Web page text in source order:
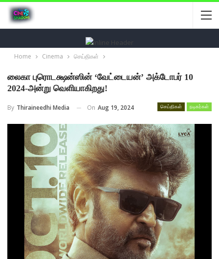
Home Cinema செய்திகள்
லைகா புரொடக்ஷன்ஸின் ‘வேட்டையன்’ அக்டோபர் 10
2024-அன்று வெளியாகிறது!
செய்திகள் நடிகர்கள்
By Thiraineedhi Media On Aug 19, 2024